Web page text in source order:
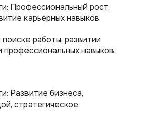
Профессиональный рост,
карьерных навыков.
работы, развитии
профессиональных навыков.
Развитие бизнеса,
стратегическое